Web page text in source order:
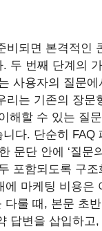
비되면 본격적인
두 번째 단계의
사용자의 질문에
리는 기존의 장문
해할 수 있는 질
다. 단순히 FAQ
문단 안에 ‘질문
포함되도록 구
에 마케팅 비용은
다룰 때, 본문 초
답변을 삽입하고,